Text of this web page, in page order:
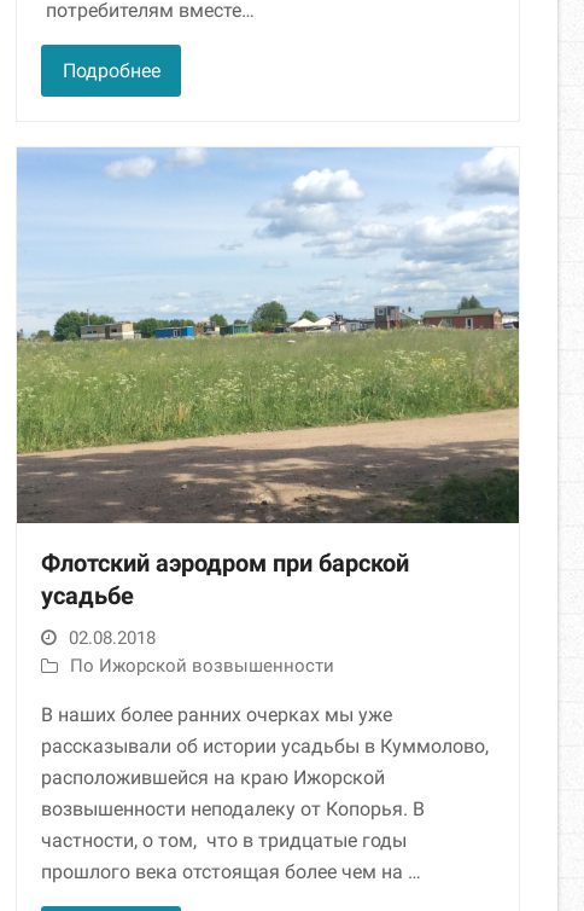
потребителям вместе…
Подробнее
Флотский аэродром при барской
усадьбе
02.08.2018
По Ижорской возвышенности
В наших более ранних очерках мы уже
рассказывали об истории усадьбы в Куммолово,
расположившейся на краю Ижорской
возвышенности неподалеку от Копорья. В
частности, о том, что в тридцатые годы
прошлого века отстоящая более чем на …